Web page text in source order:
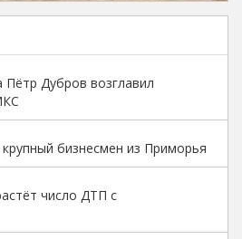
Дубров возглавил
бизнесмен из Приморья
число ДТП с